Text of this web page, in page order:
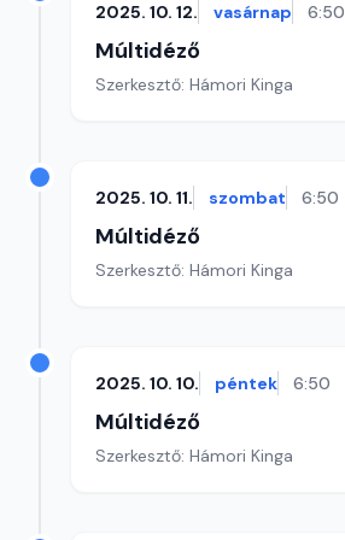
2025. 10. 12. vasárnap 6:50
Múltidéző
Szerkesztő: Hámori Kinga
2025. 10. 11. szombat 6:50
Múltidéző
Szerkesztő: Hámori Kinga
2025. 10. 10. péntek 6:50
Múltidéző
Szerkesztő: Hámori Kinga